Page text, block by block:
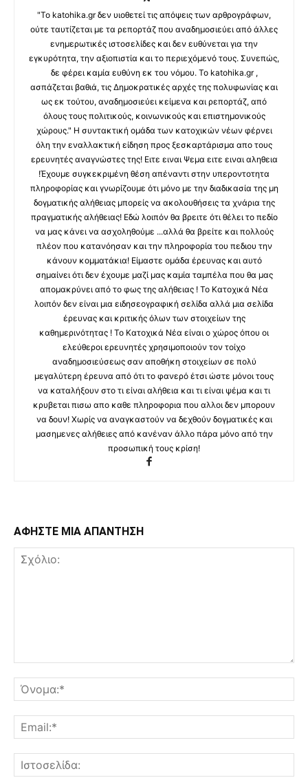
"Το katohika.gr δεν υιοθετεί τις απόψεις των αρθρογράφων,
ούτε ταυτίζεται με τα ρεπορτάζ που αναδημοσιεύει από άλλες
ενημερωτικές ιστοσελίδες και δεν ευθύνεται για την
εγκυρότητα, την αξιοπιστία και το περιεχόμενό τους. Συνεπώς,
δε φέρει καμία ευθύνη εκ του νόμου. Το katohika.gr ,
ασπάζεται βαθιά, τις Δημοκρατικές αρχές της πολυφωνίας και
ως εκ τούτου, αναδημοσιεύει κείμενα και ρεπορτάζ, από
όλους τους πολιτικούς, κοινωνικούς και επιστημονικούς
χώρους." Η συντακτική ομάδα των κατοχικών νέων φέρνει
όλη την εναλλακτική είδηση προς ξεσκαρτάρισμα απο τους
ερευνητές αναγνώστες της! Ειτε ειναι Ψεμα ειτε ειναι αληθεια
!Έχουμε συγκεκριμένη θέση απέναντι στην υπεροντοτητα
πληροφορίας και γνωρίζουμε ότι μόνο με την διαδικασία της μη
δογματικής αλήθειας μπορείς να ακολουθήσεις τα χνάρια της
πραγματικής αλήθειας! Εδώ λοιπόν θα βρειτε ότι θέλει το πεδίο
να μας κάνει να ασχοληθούμε ...αλλά θα βρείτε και πολλούς
πλέον που κατανόησαν και την πληροφορία του πεδιου την
κάνουν κομματάκια! Είμαστε ομάδα έρευνας και αυτό
σημαίνει ότι δεν έχουμε μαζί μας καμία ταμπέλα που θα μας
απομακρύνει από το φως της αλήθειας ! Το Κατοχικά Νέα
λοιπόν δεν είναι μια ειδησεογραφική σελίδα αλλά μια σελίδα
έρευνας και κριτικής όλων των στοιχείων της
καθημερινότητας ! Το Κατοχικά Νέα είναι ο χώρος όπου οι
ελεύθεροι ερευνητές χρησιμοποιούν τον τοίχο
αναδημοσιεύσεως σαν αποθήκη στοιχείων σε πολύ
μεγαλύτερη έρευνα από ότι το φανερό έτσι ώστε μόνοι τους
να καταλήξουν στο τι είναι αλήθεια και τι είναι ψέμα και τι
κρυβεται πισω απο καθε πληροφορια που αλλοι δεν μπορουν
να δουν! Χωρίς να αναγκαστούν να δεχθούν δογματικές και
μασημενες αλήθειες από κανέναν άλλο πάρα μόνο από την
προσωπική τους κρίση!
ΑΦΗΣΤΕ ΜΙΑ ΑΠΑΝΤΗΣΗ